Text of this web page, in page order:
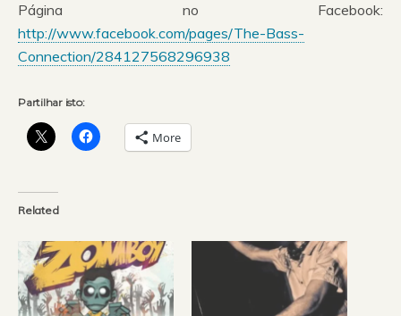
Página no Facebook:
http://www.facebook.com/pages/The-Bass-
Connection/284127568296938
Partilhar isto:
More
Related